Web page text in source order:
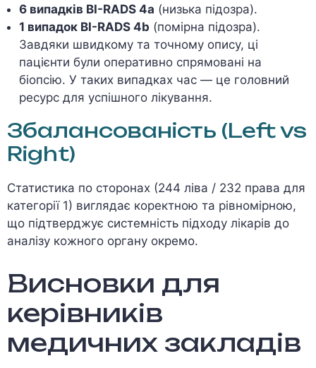
6 випадків BI-RADS 4a (низька підозра).
1 випадок BI-RADS 4b (помірна підозра).
Завдяки швидкому та точному опису, ці
пацієнти були оперативно спрямовані на
біопсію. У таких випадках час — це головний
ресурс для успішного лікування.
Збалансованість (Left vs
Right)
Статистика по сторонах (244 ліва / 232 права для
категорії 1) виглядає коректною та рівномірною,
що підтверджує системність підходу лікарів до
аналізу кожного органу окремо.
Висновки для
керівників
медичних закладів